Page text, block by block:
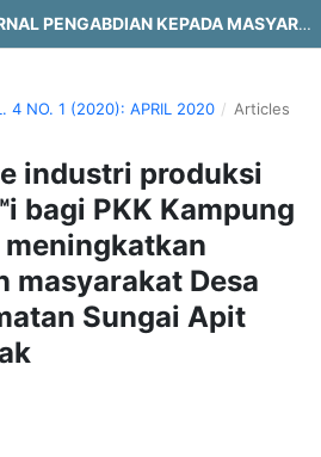
J-ABDIPAMAS (JURNAL PENGABDIAN KEPADA MASYARAKAT)
4 NO. 1 (2020): APRIL 2020 / Articles
industri produksi
bagi PKK Kampung
masyarakat Desa
Sungai Apit